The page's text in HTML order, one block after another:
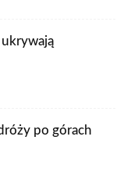
ukrywają
po górach